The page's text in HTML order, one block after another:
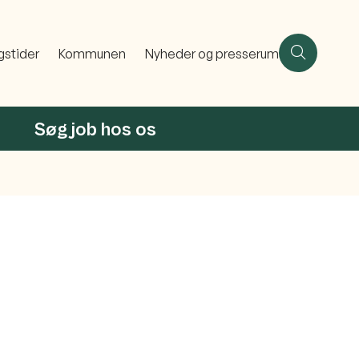
Kommunen Nyheder og presserum
Søg job hos os